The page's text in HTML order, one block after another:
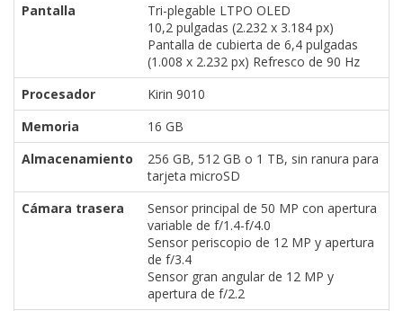
Pantalla
Tri-plegable LTPO OLED
10,2 pulgadas (2.232 x 3.184 px)
Pantalla de cubierta de 6,4 pulgadas
(1.008 x 2.232 px) Refresco de 90 Hz
Procesador
Kirin 9010
Memoria
16 GB
Almacenamiento
256 GB, 512 GB o 1 TB, sin ranura para
tarjeta microSD
Cámara trasera
Sensor principal de 50 MP con apertura
variable de f/1.4-f/4.0
Sensor periscopio de 12 MP y apertura
de f/3.4
Sensor gran angular de 12 MP y
apertura de f/2.2